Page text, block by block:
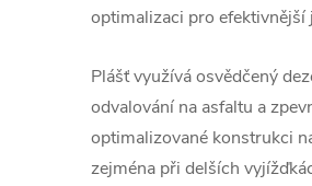
optimalizaci pro efektivnější
Plášť využívá osvědčený
odvalování na asfaltu a
optimalizované konstrukci
zejména při delších